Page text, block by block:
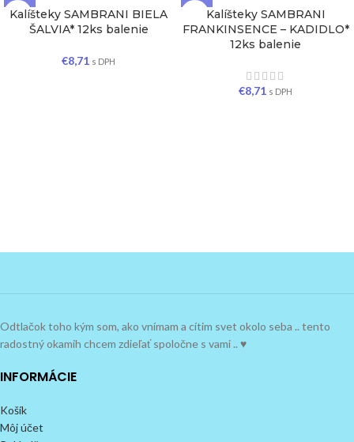
Kalíšteky SAMBRANI BIELA
ŠALVIA* 12ks balenie
€8,71 s DPH
Kalíšteky SAMBRANI
FRANKINSENCE – KADIDLO*
12ks balenie
€8,71 s DPH
Odtlačok toho kým som, ako vnímam a cítim svet okolo seba .. tento
radostný okamih chcem zdieľať spoločne s vami .. ♥
INFORMÁCIE
Košík
Môj účet